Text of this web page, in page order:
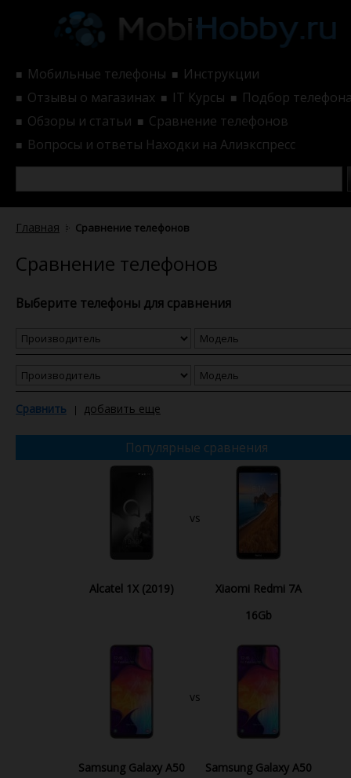
■ Мобильные телефоны ■ Инструкции
■ Отзывы о магазинах ■ IT Курсы ■ Подбор
■ Обзоры и статьи ■ Сравнение телефонов
■ Вопросы и ответы Находки на Алиэкспресс
Главная Сравнение телефонов
Сравнение телефонов
Выберите телефоны для сравнения
Сравнить добавить еще
Популярные сравнения
Alcatel 1X (2019)
vs
Xiaomi Redmi 7A
16Gb
Samsung Galaxy A50
vs
Samsung Galaxy A50